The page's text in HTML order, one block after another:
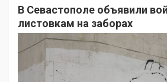
В Севастополе объявили
листовкам на заборах